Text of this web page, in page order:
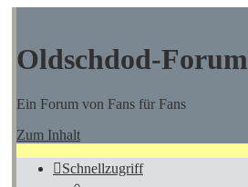
Oldschdod-Forum
Ein Forum von Fans für Fans
Zum Inhalt
Schnellzugriff